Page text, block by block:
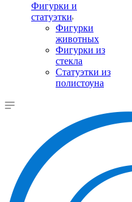
Фигурки и
статуэтки
Фигурки
животных
Фигурки из
стекла
Статуэтки из
полистоуна